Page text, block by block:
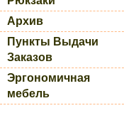
Архив
Пункты Выдачи
Заказов
Эргономичная
мебель